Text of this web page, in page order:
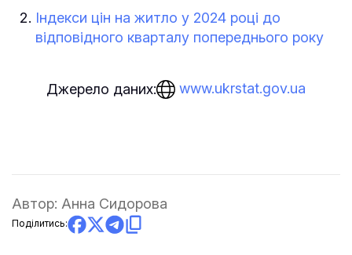
Індекси цін на житло у 2024 році до
відповідного кварталу попереднього року
Джерело даних: www.ukrstat.gov.ua
Автор: Анна Сидорова
Поділитись: